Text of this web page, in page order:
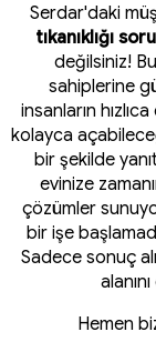
Serdar'daki
tıkanıklığı
değilsiniz!
sahiplerine
insanların
kolayca
bir şekilde
evinize
çözümler
bir işe
Sadece sonuç
Hemen